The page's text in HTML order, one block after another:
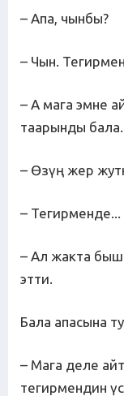
– Апа, чынбы?
– Чын.
– А мага эмне
таарынды бала.
– Өзүң жер
– Тегирменде...
– Ал жакта
этти.
Бала апасына
– Мага деле
тегирмендин